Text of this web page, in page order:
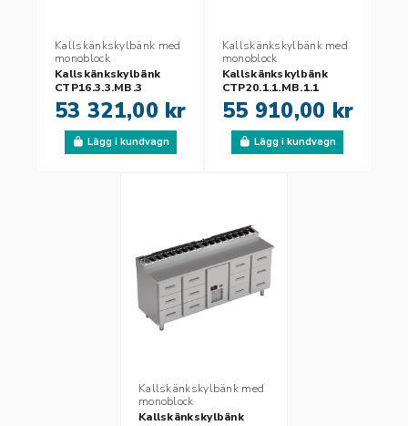
Kallskänkskylbänk med
monoblock
Kallskänkskylbänk
CTP16.3.3.MB.3
53 321,00 kr
Lägg i kundvagn
Kallskänkskylbänk med
monoblock
Kallskänkskylbänk
CTP20.1.1.MB.1.1
55 910,00 kr
Lägg i kundvagn
Kallskänkskylbänk med
monoblock
Kallskänkskylbänk